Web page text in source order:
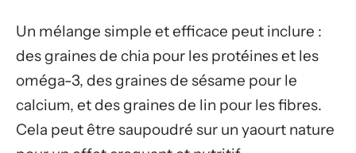
Un mélange simple et efficace peut inclure :
des graines de chia pour les protéines et les
oméga-3, des graines de sésame pour le
calcium, et des graines de lin pour les fibres.
Cela peut être saupoudré sur un yaourt nature